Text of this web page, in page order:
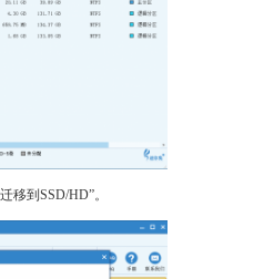
移到SSD/HD”。